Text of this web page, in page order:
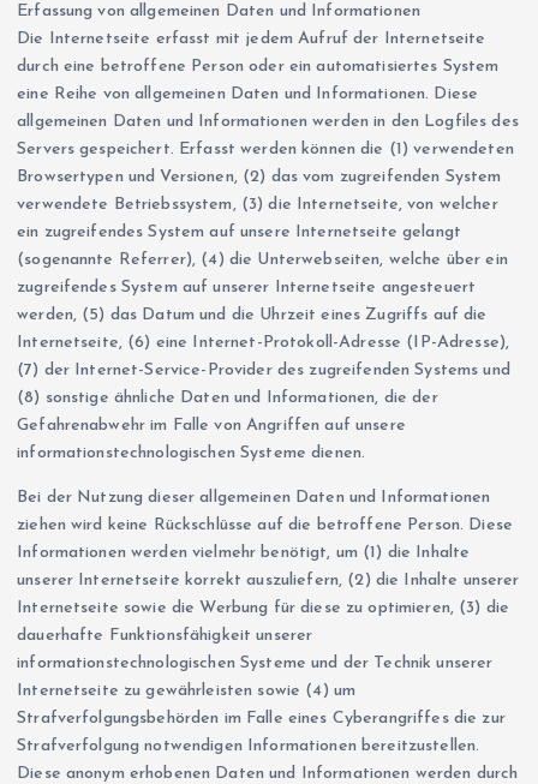
Erfassung von allgemeinen Daten und Informationen
Die Internetseite erfasst mit jedem Aufruf der Internetseite
durch eine betroffene Person oder ein automatisiertes System
eine Reihe von allgemeinen Daten und Informationen. Diese
allgemeinen Daten und Informationen werden in den Logfiles des
Servers gespeichert. Erfasst werden können die (1) verwendeten
Browsertypen und Versionen, (2) das vom zugreifenden System
verwendete Betriebssystem, (3) die Internetseite, von welcher
ein zugreifendes System auf unsere Internetseite gelangt
(sogenannte Referrer), (4) die Unterwebseiten, welche über ein
zugreifendes System auf unserer Internetseite angesteuert
werden, (5) das Datum und die Uhrzeit eines Zugriffs auf die
Internetseite, (6) eine Internet-Protokoll-Adresse (IP-Adresse),
(7) der Internet-Service-Provider des zugreifenden Systems und
(8) sonstige ähnliche Daten und Informationen, die der
Gefahrenabwehr im Falle von Angriffen auf unsere
informationstechnologischen Systeme dienen.
Bei der Nutzung dieser allgemeinen Daten und Informationen
ziehen wird keine Rückschlüsse auf die betroffene Person. Diese
Informationen werden vielmehr benötigt, um (1) die Inhalte
unserer Internetseite korrekt auszuliefern, (2) die Inhalte unserer
Internetseite sowie die Werbung für diese zu optimieren, (3) die
dauerhafte Funktionsfähigkeit unserer
informationstechnologischen Systeme und der Technik unserer
Internetseite zu gewährleisten sowie (4) um
Strafverfolgungsbehörden im Falle eines Cyberangriffes die zur
Strafverfolgung notwendigen Informationen bereitzustellen.
Diese anonym erhobenen Daten und Informationen werden durch